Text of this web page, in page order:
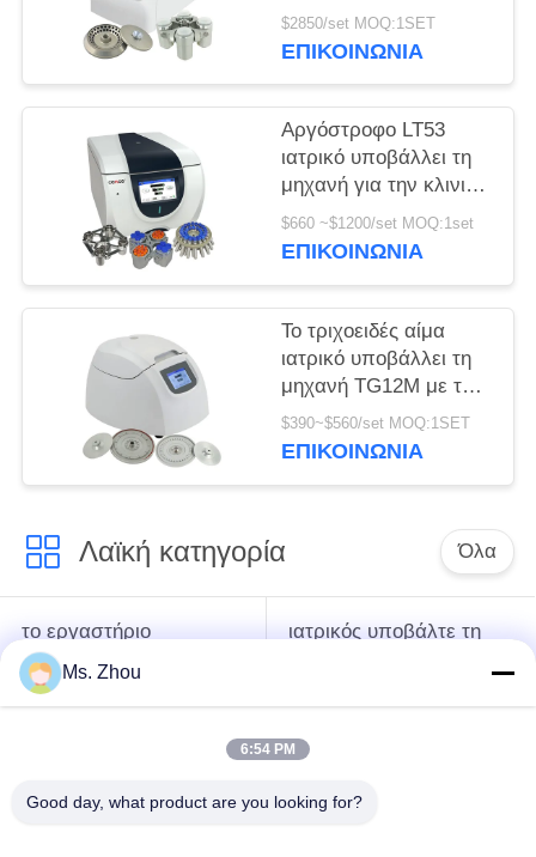
σωλήνων H1750R σε
φυγοκέντρωση τη
κατεψυγμένη
υποβάλλει
$2850/set MOQ:1SET
ΕΠΙΚΟΙΝΩΝΊΑ
Αργόστροφο LT53
ιατρικό υποβάλλει τη
μηχανή για την κλινική
γενετική βιολογία
ιατρικής σε
$660 ~$1200/set MOQ:1set
ΕΠΙΚΟΙΝΩΝΊΑ
Το τριχοειδές αίμα
ιατρικό υποβάλλει τη
μηχανή TG12M με το
σύστημα
αυτοδιάγνωσης
$390~$560/set MOQ:1SET
ΕΠΙΚΟΙΝΩΝΊΑ
Λαϊκή κατηγορία Όλα
το εργαστήριο
υποβάλλει τη μηχανή
σε φυγοκέντρωση
ιατρικός υποβάλτε τη
σε φυγοκέντρωση
κατεψυγμένος
σε φυγοκέντρωση
Ms. Zhou
6:54 PM
Good day, what product are you looking for?